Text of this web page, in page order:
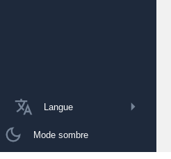
Langue
Mode sombre